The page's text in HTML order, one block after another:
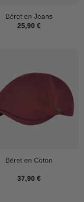
Béret en Jeans
25,90 €
Béret en Coton
37,90 €